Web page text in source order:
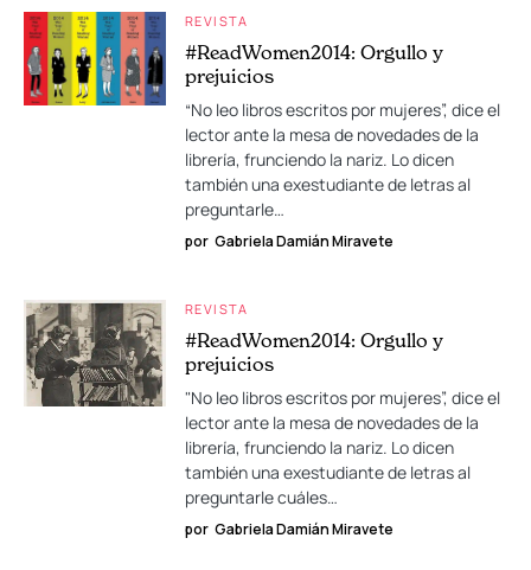
REVISTA
#ReadWomen2014: Orgullo y
prejuicios
“No leo libros escritos por mujeres”, dice el
lector ante la mesa de novedades de la
librería, frunciendo la nariz. Lo dicen
también una exestudiante de letras al
preguntarle…
por Gabriela Damián Miravete
REVISTA
#ReadWomen2014: Orgullo y
prejuicios
"No leo libros escritos por mujeres”, dice el
lector ante la mesa de novedades de la
librería, frunciendo la nariz. Lo dicen
también una exestudiante de letras al
preguntarle cuáles…
por Gabriela Damián Miravete